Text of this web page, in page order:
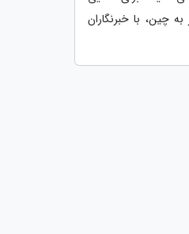
به چین، با خبرنگاران